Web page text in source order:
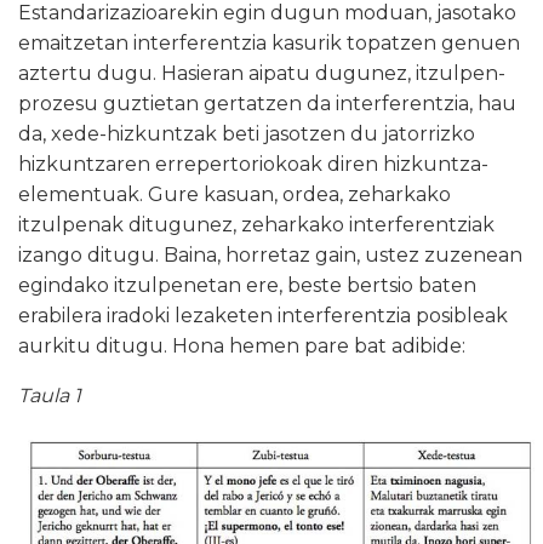
Estandarizazioarekin egin dugun moduan, jasotako
emaitzetan interferentzia kasurik topatzen genuen
aztertu dugu. Hasieran aipatu dugunez, itzulpen-
prozesu guztietan gertatzen da interferentzia, hau
da, xede-hizkuntzak beti jasotzen du jatorrizko
hizkuntzaren errepertoriokoak diren hizkuntza-
elementuak. Gure kasuan, ordea, zeharkako
itzulpenak ditugunez, zeharkako interferentziak
izango ditugu. Baina, horretaz gain, ustez zuzenean
egindako itzulpenetan ere, beste bertsio baten
erabilera iradoki lezaketen interferentzia posibleak
aurkitu ditugu. Hona hemen pare bat adibide:
Taula 1